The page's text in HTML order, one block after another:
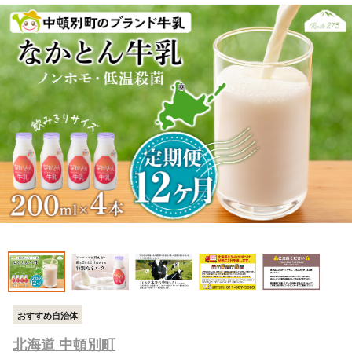
おすすめ自治体
北海道 中頓別町